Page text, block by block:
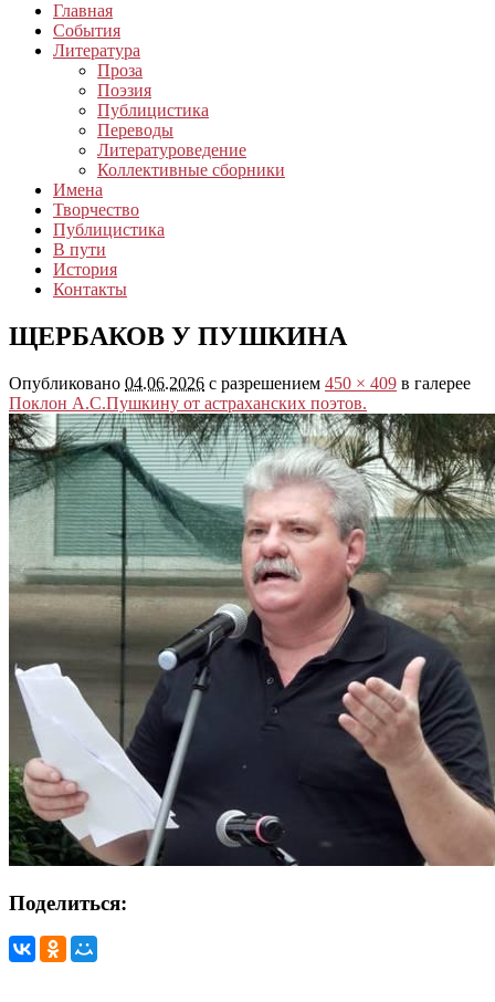
Главная
События
Литература
Проза
Поэзия
Публицистика
Переводы
Литературоведение
Коллективные сборники
Имена
Творчество
Публицистика
В пути
История
Контакты
ЩЕРБАКОВ У ПУШКИНА
Опубликовано 04.06.2026 с разрешением 450 × 409 в галерее
Поклон А.С.Пушкину от астраханских поэтов.
Поделиться: